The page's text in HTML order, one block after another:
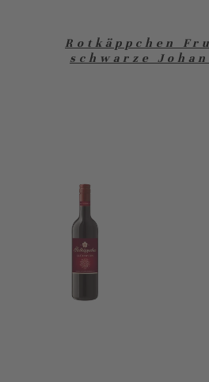
Rotkäppchen
schwarze